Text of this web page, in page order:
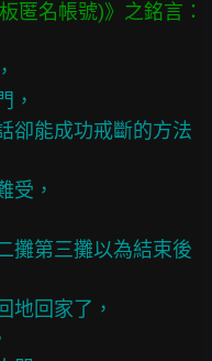
，
卻能成功戒斷的方法
受，
攤第三攤以為結束後
地回家了，